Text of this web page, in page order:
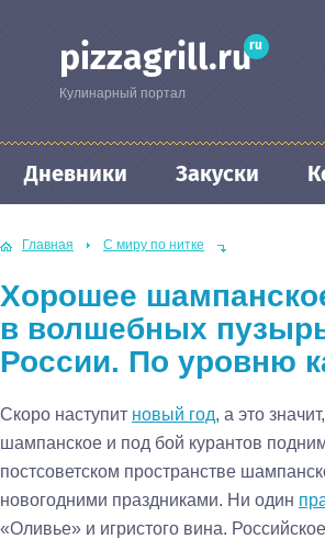
pizzagrill.ruru
Кулинарный портал
Дневники Закуски
Главная С миру по нитке
Хорошее
в волшебных
России. По уровню
Скоро наступит новый год, а это
шампанское и под бой курантов
постсоветском пространстве
новогодними праздниками. Ни один
«Оливье» и игристого вина.